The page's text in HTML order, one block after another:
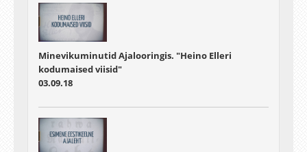
Minevikuminutid Ajalooringis. "Heino Elleri
kodumaised viisid"
03.09.18